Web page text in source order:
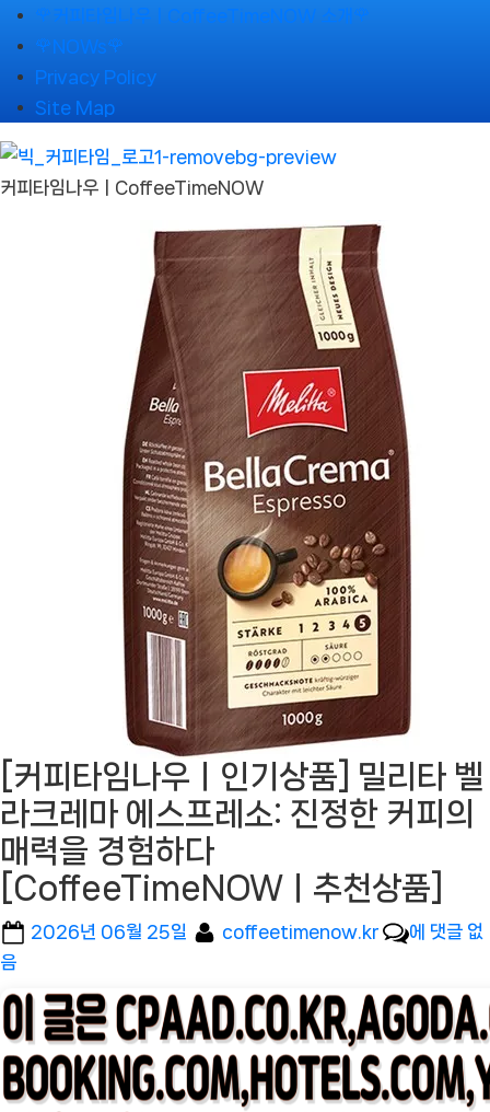
Skip
to
content
🌹커피타임나우ㅣCoffeeTimeNOW 소개🌹
🌹NOWs🌹
Privacy Policy
Site Map
커피타임나우ㅣCoffeeTimeNOW
[커피타임나우ㅣ인기상품] 밀리타 벨
라크레마 에스프레소: 진정한 커피의
매력을 경험하다
[CoffeeTimeNOWㅣ추천상품]
Posted
2026년 06월 25일 By
coffeetimenow.kr
[커
타
임
나
우
에 댓글 없
음